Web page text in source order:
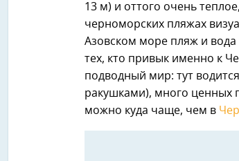
13 м) и оттого очень
черноморских пляжах
Азовском море пляж и вода
тех, кто привык именно к
подводный мир: тут
ракушками), много ценных
можно куда чаще, чем в